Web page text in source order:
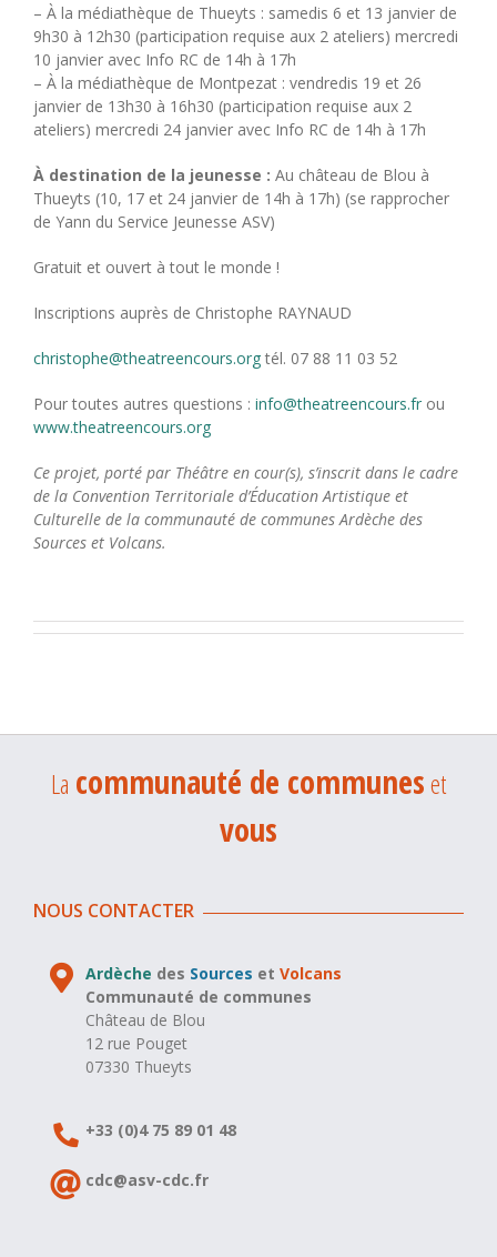
– À la médiathèque de Thueyts : samedis 6 et 13 janvier de
9h30 à 12h30 (participation requise aux 2 ateliers) mercredi
10 janvier avec Info RC de 14h à 17h
– À la médiathèque de Montpezat : vendredis 19 et 26
janvier de 13h30 à 16h30 (participation requise aux 2
ateliers) mercredi 24 janvier avec Info RC de 14h à 17h
À destination de la jeunesse : Au château de Blou à
Thueyts (10, 17 et 24 janvier de 14h à 17h) (se rapprocher
de Yann du Service Jeunesse ASV)
Gratuit et ouvert à tout le monde !
Inscriptions auprès de Christophe RAYNAUD
christophe@theatreencours.orgtél. 07 88 11 03 52
Pour toutes autres questions : info@theatreencours.frou
www.theatreencours.org
Ce projet, porté par Théâtre en cour(s), s’inscrit dans le cadre
de la Convention Territoriale d’Éducation Artistique et
Culturelle de la communauté de communes Ardèche des
Sources et Volcans.
La communauté de communeset
vous
NOUS CONTACTER
Ardèche des Sources etVolcans
Communauté de communes
Château de Blou
12 rue Pouget
07330 Thueyts
+33 (0)4 75 89 01 48
cdc@asv-cdc.fr